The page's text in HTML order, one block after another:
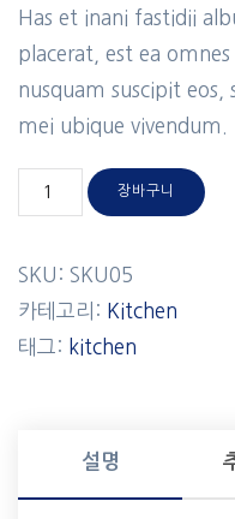
Has et inani fastidii
placerat, est ea
nusquam suscipit eos,
mei ubique vivendum.
장바구니
SKU: SKU05
카테고리: Kitchen
태그: kitchen
설명